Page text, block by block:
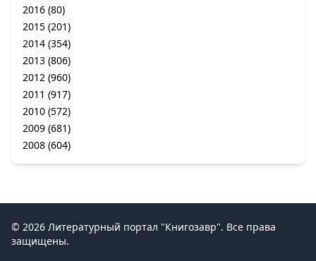
2016 (80)
2015 (201)
2014 (354)
2013 (806)
2012 (960)
2011 (917)
2010 (572)
2009 (681)
2008 (604)
© 2026 Литературный портал "Книгозавр". Все права
защищены.